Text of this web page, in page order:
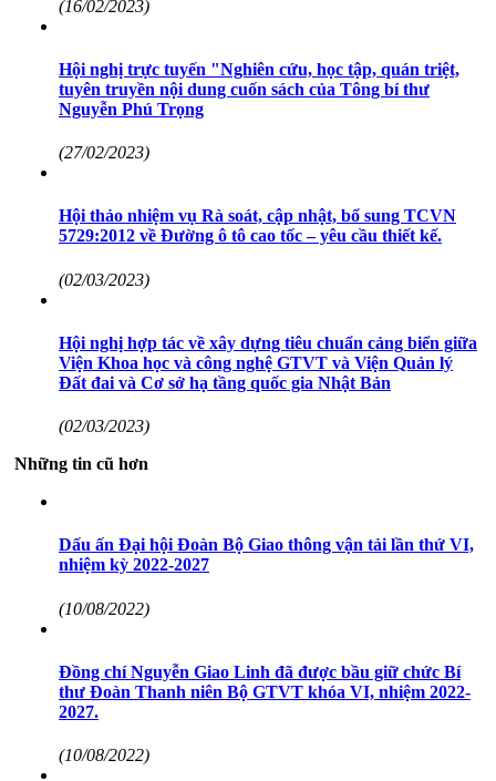
(16/02/2023)
Hội nghị trực tuyến "Nghiên cứu, học tập, quán triệt,
tuyên truyền nội dung cuốn sách của Tông bí thư
Nguyễn Phú Trọng
(27/02/2023)
Hội thảo nhiệm vụ Rà soát, cập nhật, bổ sung TCVN
5729:2012 về Đường ô tô cao tốc – yêu cầu thiết kế.
(02/03/2023)
Hội nghị hợp tác về xây dựng tiêu chuẩn cảng biển giữa
Viện Khoa học và công nghệ GTVT và Viện Quản lý
Đất đai và Cơ sở hạ tầng quốc gia Nhật Bản
(02/03/2023)
Những tin cũ hơn
Dấu ấn Đại hội Đoàn Bộ Giao thông vận tải lần thứ VI,
nhiệm kỳ 2022-2027
(10/08/2022)
Đồng chí Nguyễn Giao Linh đã được bầu giữ chức Bí
thư Đoàn Thanh niên Bộ GTVT khóa VI, nhiệm 2022-
2027.
(10/08/2022)